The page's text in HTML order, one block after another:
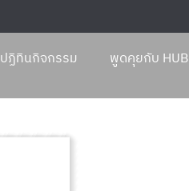
ปฏิทินกิจกรรม พูดคุยกับ HUB